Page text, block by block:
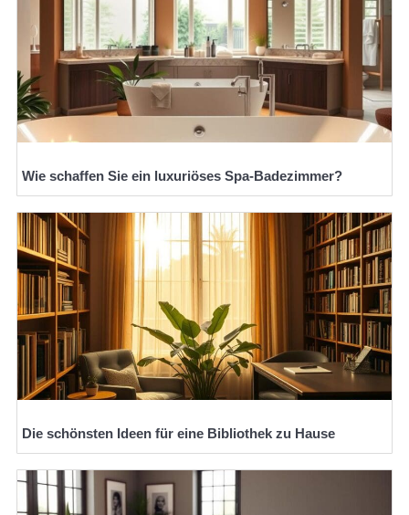
Wie schaffen Sie ein luxuriöses Spa-Badezimmer?
Die schönsten Ideen für eine Bibliothek zu Hause